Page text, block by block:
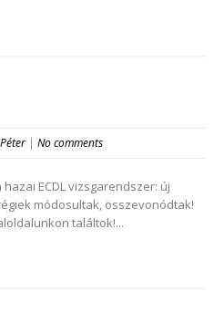
| No comments
ECDL vizsgarendszer: új
módosultak, összevonódtak!
találtok!...